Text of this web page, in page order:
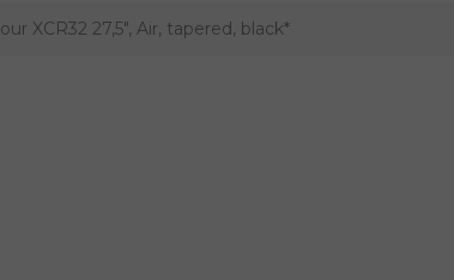
XCR32 27,5", Air, tapered, black*